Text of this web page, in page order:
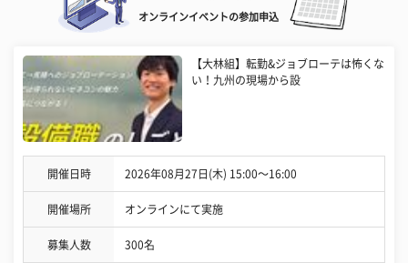
オンラインイベントの参加申込
【大林組】転勤&ジョブローテは怖くな
い！九州の現場から設
開催日時 2026年08月27日(木) 15:00〜16:00
開催場所 オンラインにて実施
募集人数 300名